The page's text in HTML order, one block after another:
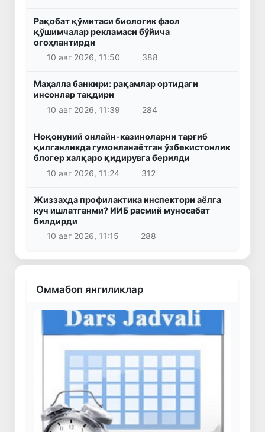
Рақобат қўмитаси биологик фаол
қўшимчалар рекламаси бўйича
огоҳлантирди
10 авг 2026, 11:50
388
Маҳалла банкири: рақамлар ортидаги
инсонлар тақдири
10 авг 2026, 11:39
284
Ноқонуний онлайн-казиноларни тарғиб
қилганликда гумонланаётган ўзбекистонлик
блогер халқаро қидирувга берилди
10 авг 2026, 11:24
312
Жиззахда профилактика инспектори аёлга
куч ишлатганми? ИИБ расмий муносабат
билдирди
10 авг 2026, 11:15
288
Оммабоп янгиликлар